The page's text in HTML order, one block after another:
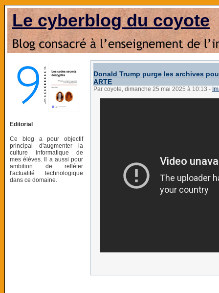
Le cyberblog du coyote
Editorial
Ce blog a pour objectif
principal d'augmenter la
culture informatique de
mes élèves. Il a aussi pour
ambition de refléter
l'actualité technologique
dans ce domaine.
Donald Trump purge les archives
ARTE
Par coyote, dimanche 25 mai 2025 à 10:13 -